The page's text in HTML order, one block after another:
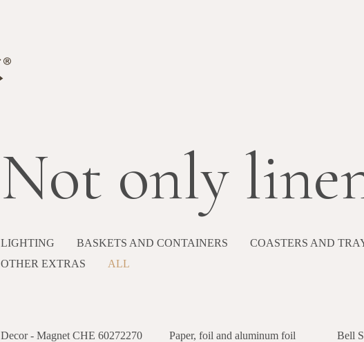
Not only
LIGHTING BASKETS AND CONTAINERS COASTERS AND
OTHER EXTRAS
ALL
Decor - Magnet CHE 60272270
Paper, foil and aluminum foil
Bell